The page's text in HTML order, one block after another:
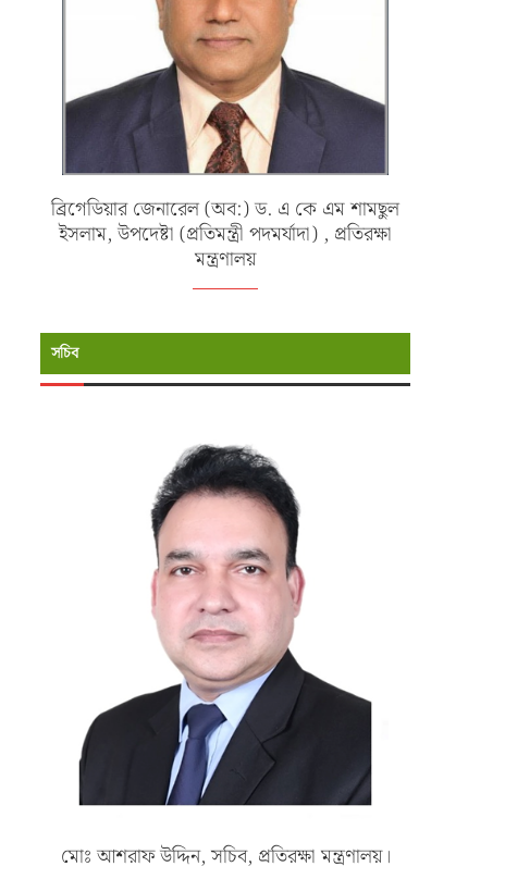
ব্রিগেডিয়ার জেনারেল (অব:) ড. এ কে এম শামছুল
ইসলাম, উপদেষ্টা (প্রতিমন্ত্রী পদমর্যাদা) , প্রতিরক্ষা
মন্ত্রণালয়
সচিব
মোঃ আশরাফ উদ্দিন, সচিব, প্রতিরক্ষা মন্ত্রণালয়।